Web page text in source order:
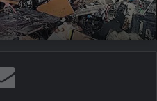
belgelendi